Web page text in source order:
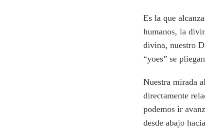
Es la que
humanos, la
divina, nuestro
“yoes” se
Nuestra mirada
directamente
podemos ir
desde abajo